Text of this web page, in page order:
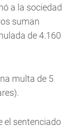
a la sociedad
suman
de 4.160
multa de 5
el sentenciado